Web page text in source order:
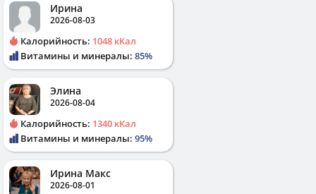
Ирина
2026-08-03
Калорийность: 1048 кКал
Витамины и минералы: 85%
Элина
2026-08-04
Калорийность: 1340 кКал
Витамины и минералы: 95%
Ирина Макс
2026-08-01